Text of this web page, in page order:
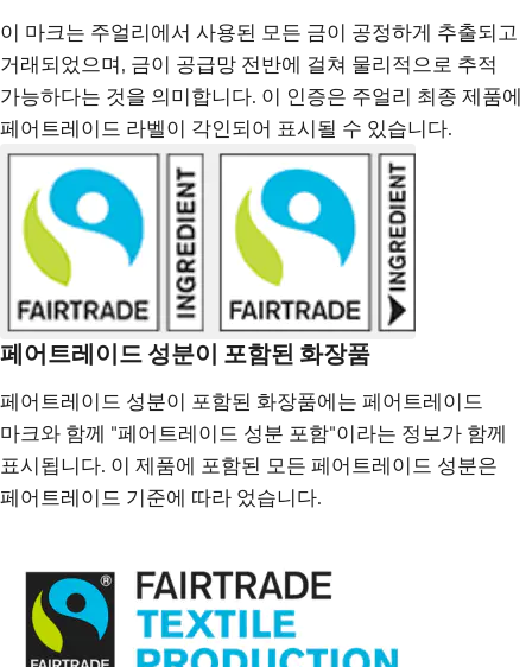
이 마크는 주얼리에서 사용된 모든 금이 공정하게 추출되고
거래되었으며, 금이 공급망 전반에 걸쳐 물리적으로 추적
가능하다는 것을 의미합니다. 이 인증은 주얼리 최종 제품에
페어트레이드 라벨이 각인되어 표시될 수 있습니다.
페어트레이드 성분이 포함된 화장품
페어트레이드 성분이 포함된 화장품에는 페어트레이드
마크와 함께 "페어트레이드 성분 포함"이라는 정보가 함께
표시됩니다. 이 제품에 포함된 모든 페어트레이드 성분은
페어트레이드 기준에 따라 었습니다.